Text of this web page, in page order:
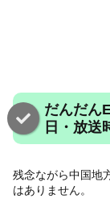
だんだん
日・放送
残念ながら中国地
はありません。